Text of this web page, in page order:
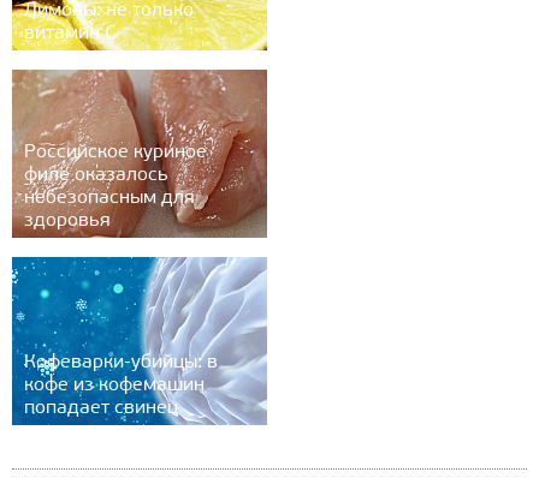
Лимоны: не только
витамин С
Российское куриное
филе оказалось
небезопасным для
здоровья
Кофеварки-убийцы: в
кофе из кофемашин
попадает свинец